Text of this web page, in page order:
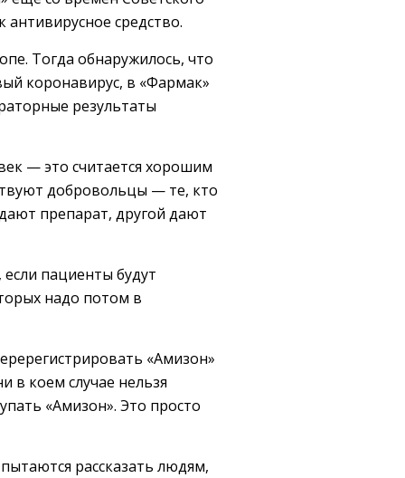
средство.
Тогда обнаружилось, что
коронавирус, в «Фармак»
результаты
— это считается хорошим
добровольцы — те, кто
препарат, другой дают
пациенты будут
надо потом в
«Амизон»
в коем случае нельзя
«Амизон». Это просто
рассказать людям,